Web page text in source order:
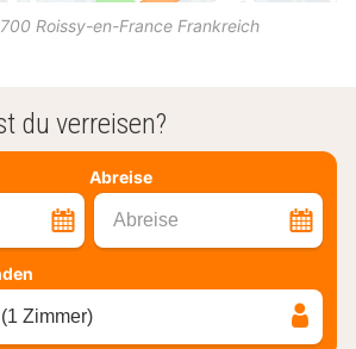
Roissy-en-France Frankreich
du verreisen?
Abreise
Abreise
Zimmer)